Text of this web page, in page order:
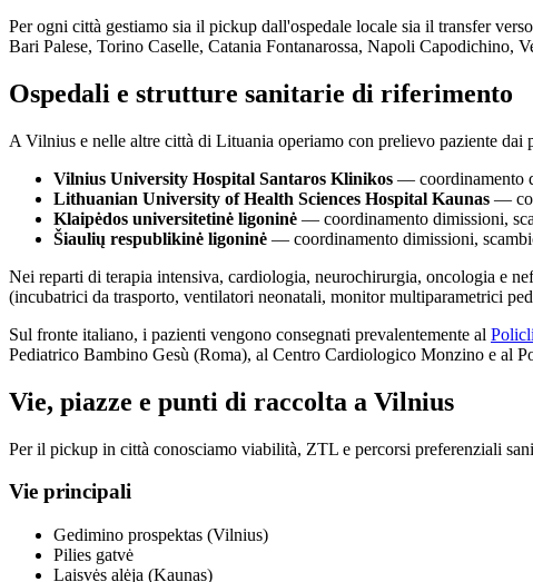
Per ogni città gestiamo sia il pickup dall'ospedale locale sia il transfer verso
Bari Palese, Torino Caselle, Catania Fontanarossa, Napoli Capodichino,
Ospedali e strutture sanitarie di riferimento
A Vilnius e nelle altre città di Lituania operiamo con prelievo paziente
Vilnius University Hospital Santaros Klinikos — coordinamento
Lithuanian University of Health Sciences Hospital Kaunas —
Klaipėdos universitetinė ligoninė — coordinamento dimissioni,
Šiaulių respublikinė ligoninė — coordinamento dimissioni,
Nei reparti di terapia intensiva, cardiologia, neurochirurgia, oncologia e
(incubatrici da trasporto, ventilatori neonatali, monitor multiparametrici
Sul fronte italiano, i pazienti vengono consegnati prevalentemente al
Pediatrico Bambino Gesù (Roma), al Centro Cardiologico Monzino e al
Vie, piazze e punti di raccolta a Vilnius
Per il pickup in città conosciamo viabilità, ZTL e percorsi preferenziali
Vie principali
Gedimino prospektas (Vilnius)
Pilies gatvė
Laisvės alėja (Kaunas)